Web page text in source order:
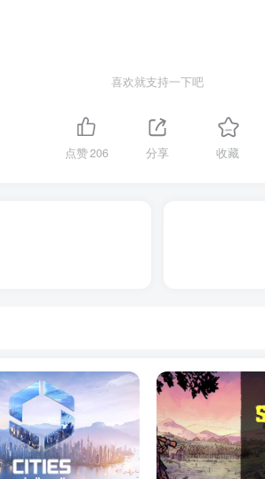
喜欢就支持一下吧
点赞206 分享 收藏